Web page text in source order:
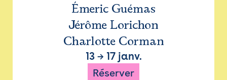
Émeric Guémas
Jérôme Lorichon
Charlotte Corman
13→ 17 janv.
Réserver